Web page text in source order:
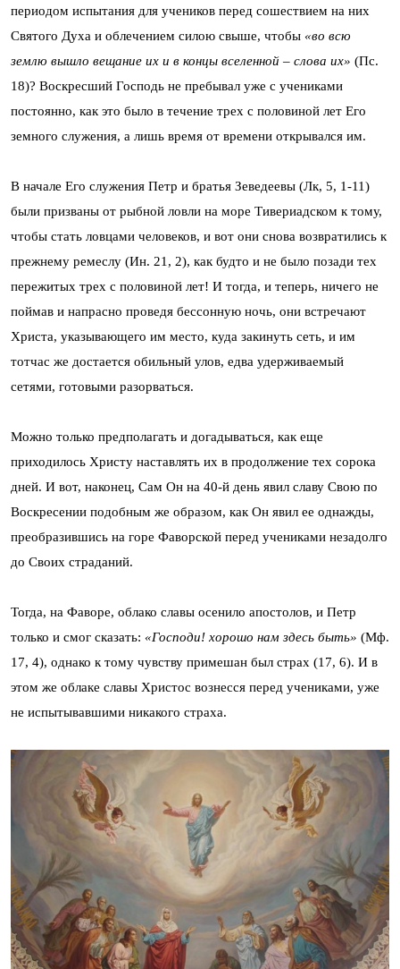
периодом испытания для учеников перед сошествием на них
Святого Духа и облечением силою свыше, чтобы «во всю
землю вышло вещание их и в концы вселенной – слова их» (Пс.
18)? Воскресший Господь не пребывал уже с учениками
постоянно, как это было в течение трех с половиной лет Его
земного служения, а лишь время от времени открывался им.
В начале Его служения Петр и братья Зеведеевы (Лк, 5, 1-11)
были призваны от рыбной ловли на море Тивериадском к тому,
чтобы стать ловцами человеков, и вот они снова возвратились к
прежнему ремеслу (Ин. 21, 2), как будто и не было позади тех
пережитых трех с половиной лет! И тогда, и теперь, ничего не
поймав и напрасно проведя бессонную ночь, они встречают
Христа, указывающего им место, куда закинуть сеть, и им
тотчас же достается обильный улов, едва удерживаемый
сетями, готовыми разорваться.
Можно только предполагать и догадываться, как еще
приходилось Христу наставлять их в продолжение тех сорока
дней. И вот, наконец, Сам Он на 40-й день явил славу Свою по
Воскресении подобным же образом, как Он явил ее однажды,
преобразившись на горе Фаворской перед учениками незадолго
до Своих страданий.
Тогда, на Фаворе, облако славы осенило апостолов, и Петр
только и смог сказать: «Господи! хорошо нам здесь быть» (Мф.
17, 4), однако к тому чувству примешан был страх (17, 6). И в
этом же облаке славы Христос вознесся перед учениками, уже
не испытывавшими никакого страха.